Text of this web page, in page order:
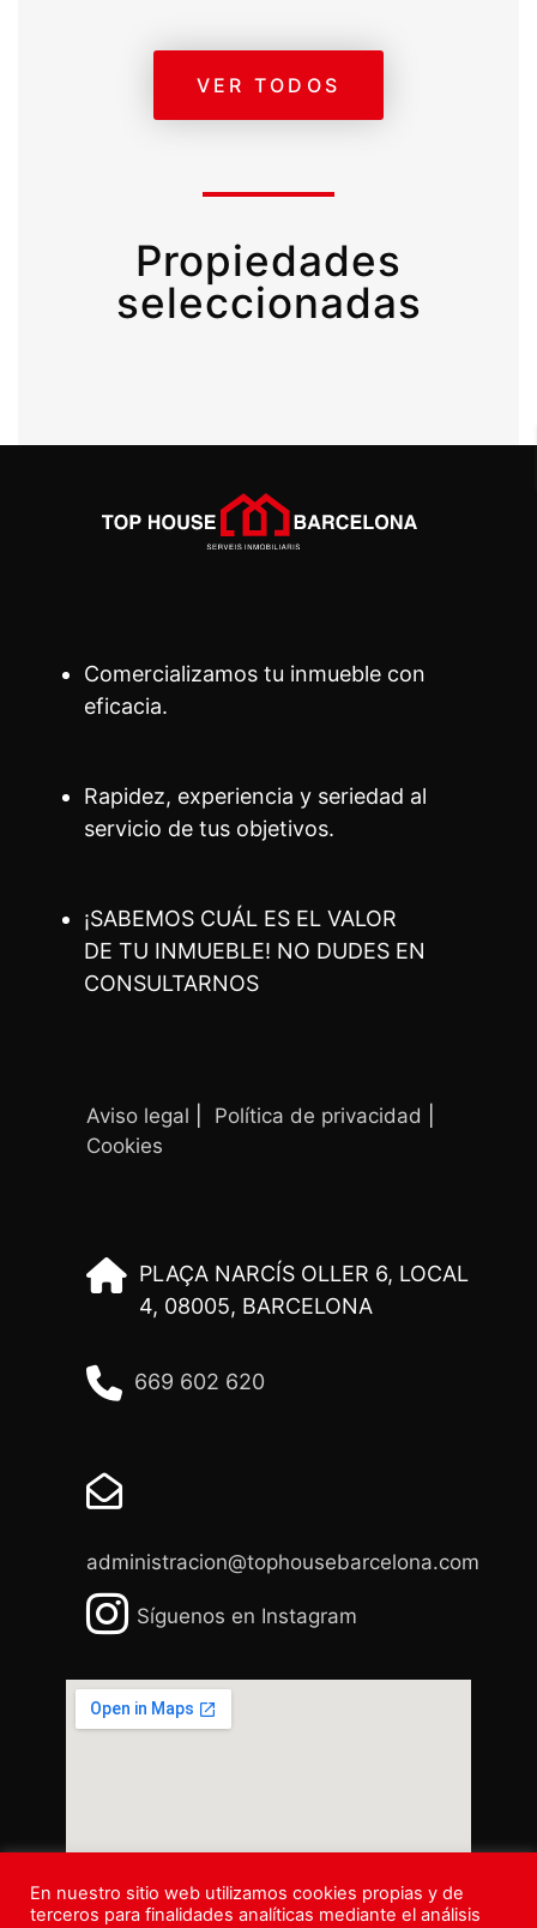
VER TODOS
Propiedades
seleccionadas
Comercializamos tu inmueble con
eficacia.
Rapidez, experiencia y seriedad al
servicio de tus objetivos.
¡SABEMOS CUÁL ES EL VALOR
DE TU INMUEBLE! NO DUDES EN
CONSULTARNOS
Aviso legal Política de privacidad
Cookies
PLAÇA NARCÍS OLLER 6, LOCAL
4, 08005, BARCELONA
669 602 620
administracion@tophousebarcelona.com
Síguenos en Instagram
En nuestro sitio web utilizamos cookies propias y de
terceros para finalidades analíticas mediante el análisis